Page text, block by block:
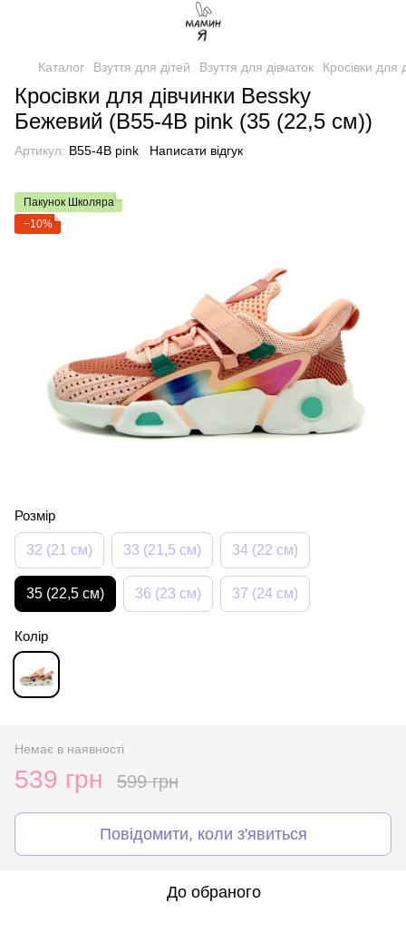
Каталог Взуття для дітей Взуття для дівчаток Кросівки для
Кросівки для дівчинки Bessky
Бежевий (B55-4B pink (35 (22,5 см))
Артикул: B55-4B pink Написати відгук
Пакунок Школяра
−10%
Розмір
32 (21 см) 33 (21,5 см) 34 (22 см)
35 (22,5 см) 36 (23 см) 37 (24 см)
Колір
Немає в наявності
539 грн 599 грн
Повідомити, коли з'явиться
До обраного